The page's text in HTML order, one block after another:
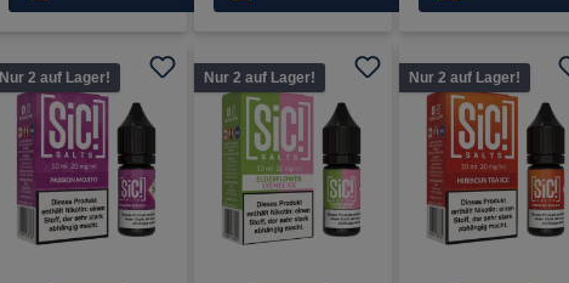
Nur 2 auf Lager! Nur 2 auf Lager! Nur 2 auf Lager!